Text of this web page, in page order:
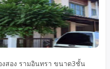
งสอง รามอินทรา ขนาด3ชั้น